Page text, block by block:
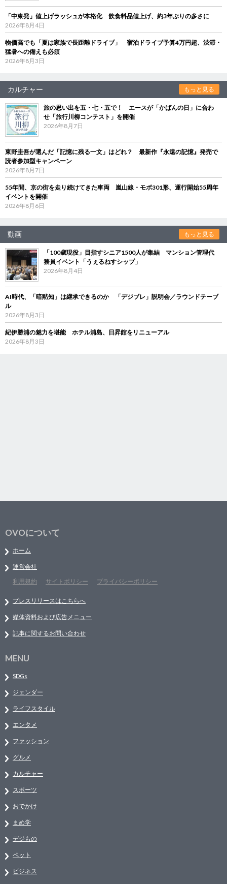
「中東発」値上げラッシュが本格化 飲食料品値上げ、約3年ぶりの多さに
2026年8月4日
物価高でも「夏は家族で長距離ドライブ」 宿泊ドライブ予算4万円超、渋滞・
猛暑への備えも必須
2026年8月3日
カルチャー もっと見る
旅の思い出を五・七・五で！ エースが「かばんの日」に合わ
せ「旅行川柳コンテスト」を開催
2026年8月7日
東野圭吾が選んだ「記憶に残る一文」はどれ？ 最新作『永遠の記憶』発売で
読者参加型キャンペーン
2026年8月7日
55年間、京の街を走り続けてきた車両 嵐山線・モボ301形、運行開始55周年
イベントを開催
2026年8月6日
動画 もっと見る
「100歳現役」目指すシニア1500人が集結 マンション管理代
務員イベント「うぇるねすシップ」
2026年8月4日
AI時代、「暗黙知」は継承できるのか 「デジブレ」説明会／ラウンドテーブ
ル
2026年8月3日
紀伊勝浦の魅力を堪能 ホテル浦島、日昇館をリニューアル
2026年8月3日
OVOについて
ホーム
運営会社
利用規約
サイトポリシー プライバシーポリシー
プレスリリースはこちらへ
媒体資料および広告メニュー
記事に関するお問い合わせ
MENU
SDGs
ジェンダー
ライフスタイル
エンタメ
ファッション
グルメ
カルチャー
スポーツ
おでかけ
まめ学
デジもの
ペット
ビジネス